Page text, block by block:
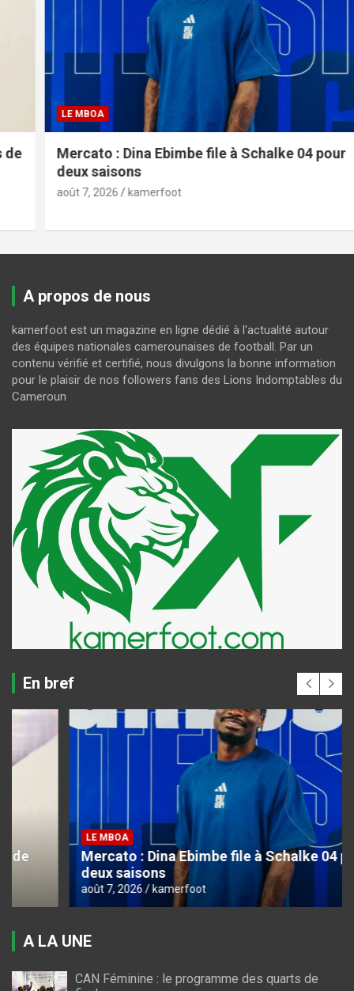
LE MBOA
Mercato : Dina Ebimbe file à Schalke 04 pour
deux saisons
août 7, 2026 kamerfoot
A propos de nous
kamerfoot est un magazine en ligne dédié à l'actualité autour
des équipes nationales camerounaises de football. Par un
contenu vérifié et certifié, nous divulgons la bonne information
pour le plaisir de nos followers fans des Lions Indomptables du
Cameroun
En bref
Mercato : Dina Ebimbe file à Schalke 04 pour
deux saisons
août 7, 2026 kamerfoot
A LA UNE
CAN Féminine : le programme des quarts de